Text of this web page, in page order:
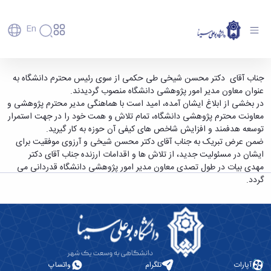
En
دانشگاه
تاریخچه
معرفی
برنامه
راهبردی
دانشگاه
نقشه
دانشگاه
سازمانی
معاونت
آموزش
پذیرش
کارشناسی
تحصیلات
تکمیلی
پسا
دکترا
استعدادهای
درخشان
غیرایرانی
حمایت‌های
تحصیلی
پژوهش
فناوری و
کارآفرینی
دفتر
ارتباط
با
صنعت
پردیس
دانشکده‌ها
پردیس
اصلی
مهندسی
کشاورزی
شیمی
و
علوم
معماری
رفاهی
رفاهی
پرسنل
اداره
رفاه
کارکنان
رفاهی
اعضای
هیأت
علمی
کارکنان
دانشجویان
فارغ
فوق
علمی
پیشخوان
انتصاب معاون مدیر امور پژوهشی دانشگاه -
دانشگاه بوعلی سینا همدان
جناب آقای دکتر محسن شیخی طی حکمی از سوی رئیس محترم دانشگاه به
عنوان معاون مدیر امور پژوهشی دانشگاه منصوب گردیدند.
در بخشی از ابلاغ ایشان آمده، امید است با هماهنگی مدیر محترم پژوهشی و
معاونت محترم پژوهشی دانشگاه، تمام تلاش و همت خود را در جهت استمرار
توسعه هدفمند و افزایش شاخص ­های کیفی آن حوزه به کار گیرید.
ضمن عرض تبریک به جناب آقای دکتر محسن شیخی و آرزوی موفقیت برای
ایشان در مسئولیت جدید، از تلاش ها و اقدامات ارزنده جناب آقای دکتر
مهدی بیات در طول تصدی معاون مدیر امور پژوهشی دانشگاه قدردانی می
گردد.
آپارات تلگرام واتساپ